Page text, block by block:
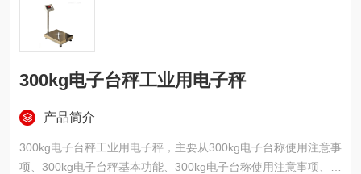
300kg电子台秤工业用电子秤
产品简介
300kg电子台秤工业用电子秤，主要从300kg电子台称使用注意事
项、300kg电子台秤基本功能、300kg电子台称使用注意事项、来